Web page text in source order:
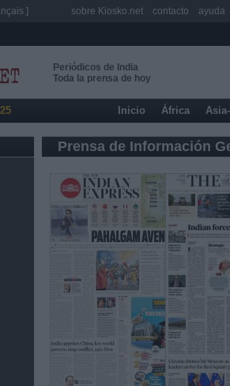
Periódicos de India
Toda la prensa de hoy
Inicio África
Prensa de Información
] sobre Kiosko.net contacto ayuda